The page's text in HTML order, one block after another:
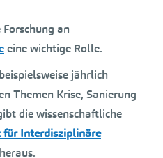
an
eine wichtige Rolle.
jährlich
Themen Krise, Sanierung
die wissenschaftliche
für Interdisziplinäre